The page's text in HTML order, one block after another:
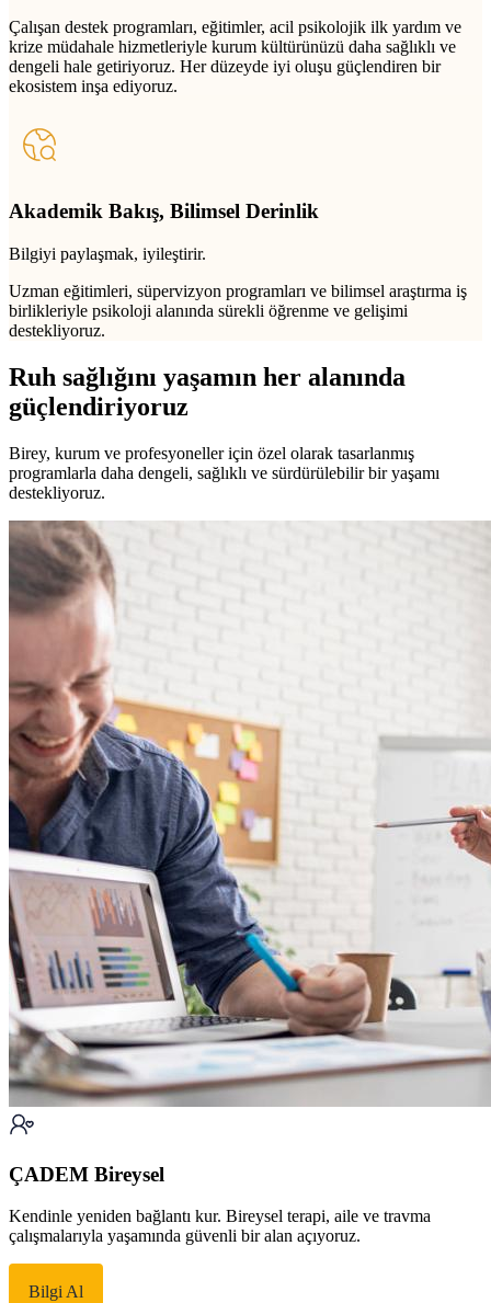
Çalışan destek programları, eğitimler, acil psikolojik ilk yardım ve
krize müdahale hizmetleriyle kurum kültürünüzü daha sağlıklı ve
dengeli hale getiriyoruz. Her düzeyde iyi oluşu güçlendiren bir
ekosistem inşa ediyoruz.
Akademik Bakış, Bilimsel Derinlik
Bilgiyi paylaşmak, iyileştirir.
Uzman eğitimleri, süpervizyon programları ve bilimsel araştırma iş
birlikleriyle psikoloji alanında sürekli öğrenme ve gelişimi
destekliyoruz.
Ruh sağlığını yaşamın her alanında
güçlendiriyoruz
Birey, kurum ve profesyoneller için özel olarak tasarlanmış
programlarla daha dengeli, sağlıklı ve sürdürülebilir bir yaşamı
destekliyoruz.
ÇADEM Bireysel
Kendinle yeniden bağlantı kur. Bireysel terapi, aile ve travma
çalışmalarıyla yaşamında güvenli bir alan açıyoruz.
Bilgi Al